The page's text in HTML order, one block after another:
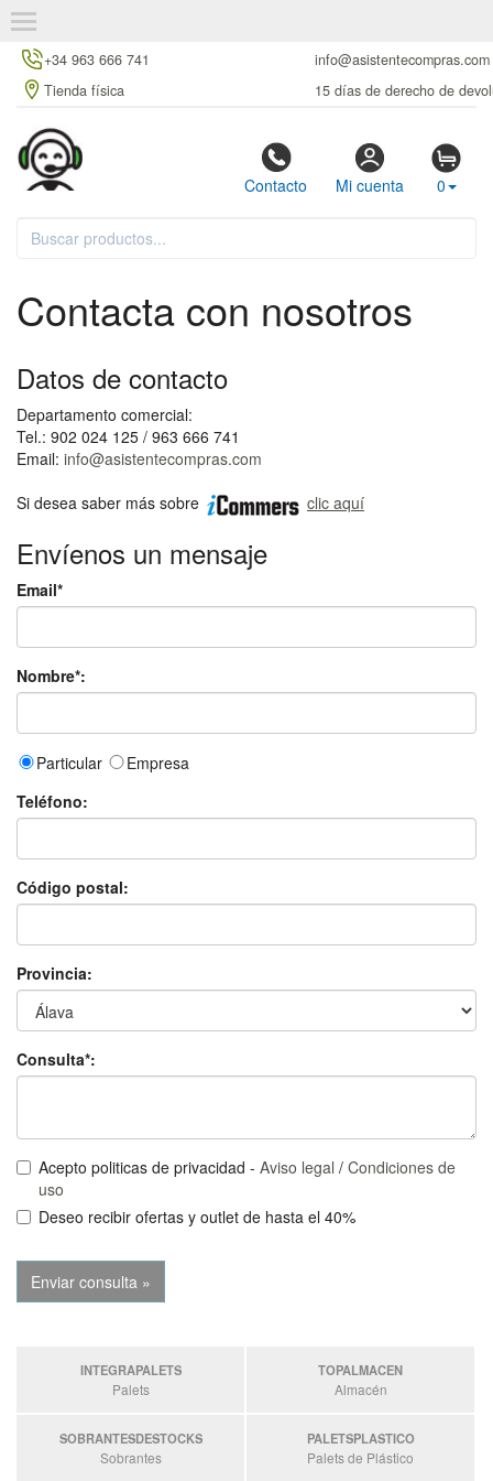
+34 963 666 741
info@asistentecompras.com
Tienda física
15 días de derecho de
Contacto Mi cuenta 0
Contacta con nosotros
Datos de contacto
Departamento comercial:
Tel.: 902 024 125 / 963 666 741
Email: info@asistentecompras.com
Si desea saber más sobre
clic aquí
Envíenos un mensaje
Email*
Nombre*:
Particular
Empresa
Teléfono:
Código postal:
Provincia:
Consulta*:
Acepto politicas de privacidad - Aviso legal / Condiciones de
uso
Deseo recibir ofertas y outlet de hasta el 40%
INTEGRAPALETS
Palets
TOPALMACEN
Almacén
SOBRANTESDESTOCKS
Sobrantes
PALETSPLASTICO
Palets de Plástico